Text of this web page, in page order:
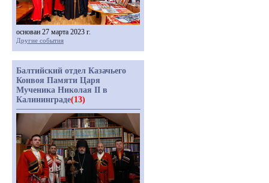
основан 27 марта 2023 г.
Другие события
Балтийский отдел Казачьего
Конвоя Памяти Царя
Мученика Николая II в
Калининграде(13)